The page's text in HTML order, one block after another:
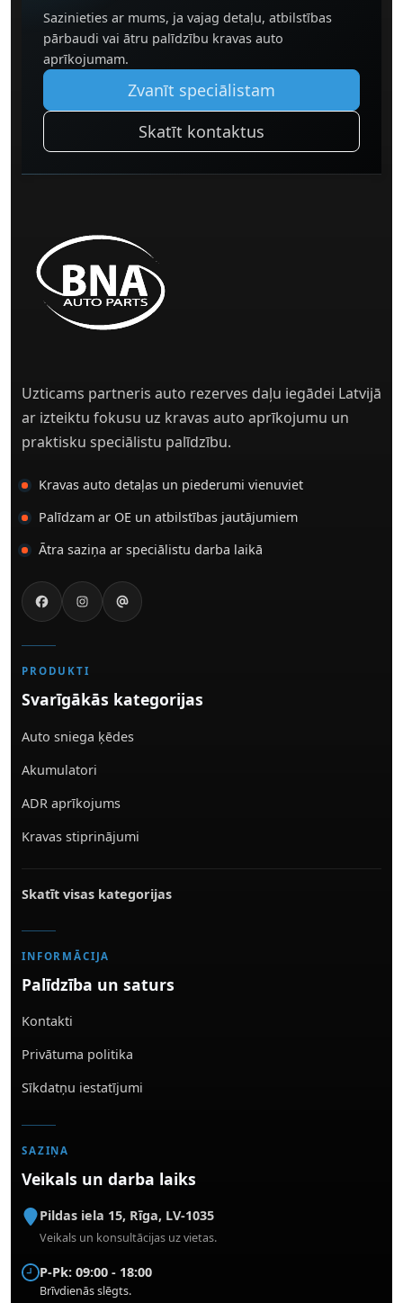
Sazinieties ar mums, ja vajag detaļu, atbilstības
pārbaudi vai ātru palīdzību kravas auto
aprīkojumam.
Zvanīt speciālistam
Skatīt kontaktus
Uzticams partneris auto rezerves daļu iegādei Latvijā
ar izteiktu fokusu uz kravas auto aprīkojumu un
praktisku speciālistu palīdzību.
Kravas auto detaļas un piederumi vienuviet
Palīdzam ar OE un atbilstības jautājumiem
Ātra saziņa ar speciālistu darba laikā
PRODUKTI
Svarīgākās kategorijas
Auto sniega ķēdes
Akumulatori
ADR aprīkojums
Kravas stiprinājumi
Skatīt visas kategorijas
INFORMĀCIJA
Palīdzība un saturs
Kontakti
Privātuma politika
Sīkdatņu iestatījumi
SAZIŅA
Veikals un darba laiks
Pildas iela 15, Rīga, LV-1035
Veikals un konsultācijas uz vietas.
P-Pk: 09:00 - 18:00
Brīvdienās slēgts.